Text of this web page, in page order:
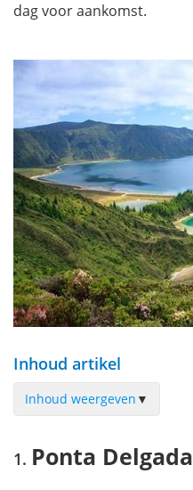
dag voor aankomst.
Inhoud artikel
Inhoud weergeven ▼
FurnasPonta Delgada